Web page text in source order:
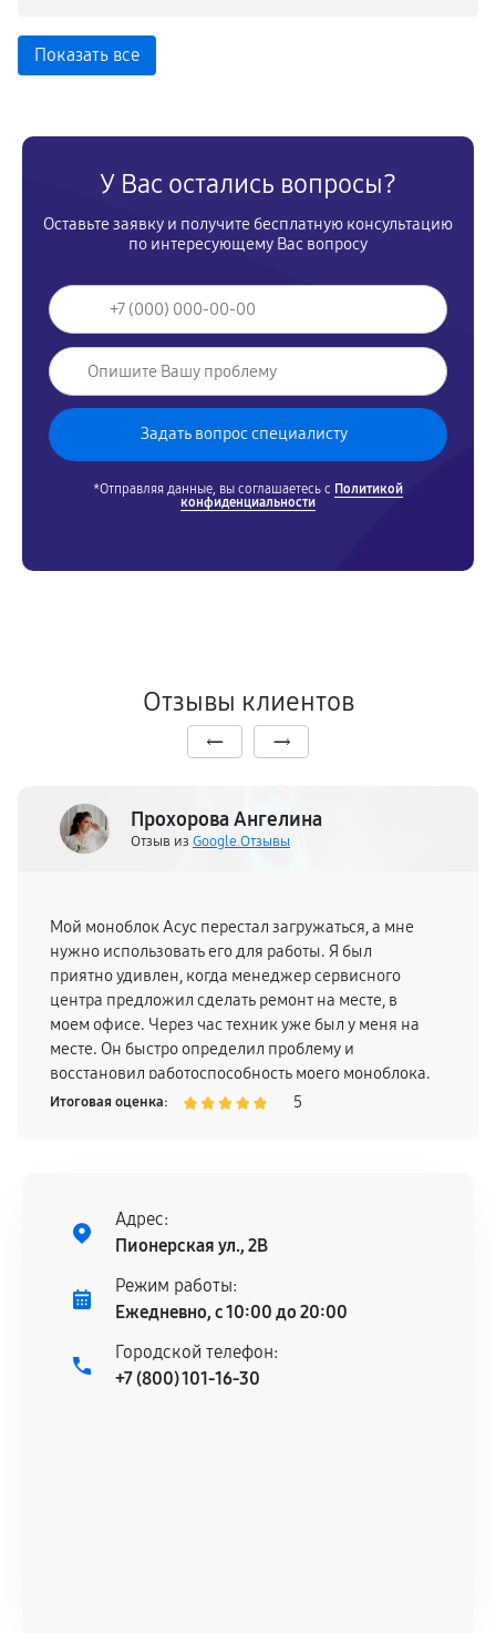
Показать все
У Вас остались вопросы?
Оставьте заявку и получите бесплатную консультацию
по интересующему Вас вопросу
*Отправляя данные, вы соглашаетесь с Политикой
конфиденциальности
Отзывы клиентов
Прохорова Ангелина
Отзыв из Google.Отзывы
Мой моноблок Асус перестал загружаться, а мне
нужно использовать его для работы. Я был
приятно удивлен, когда менеджер сервисного
центра предложил сделать ремонт на месте, в
моем офисе. Через час техник уже был у меня на
месте. Он быстро определил проблему и
восстановил работоспособность моего моноблока.
Всем рекомендую эту компанию.
Итоговая оценка: 5
Адрес:
Пионерская ул., 2В
Режим работы:
Ежедневно, с 10:00 до 20:00
Городской телефон:
+7 (800) 101-16-30